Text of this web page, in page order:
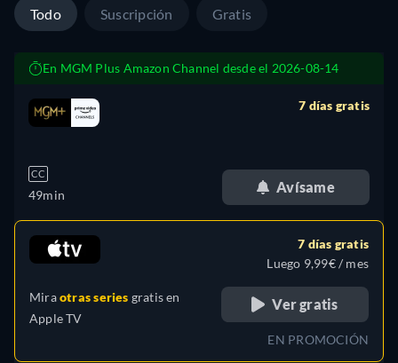
Todo Suscripción Gratis
En MGM Plus Amazon Channel desde el 2026-08-14
CC
49min
7 días gratis
Avísame
Miraotras series gratis en
Apple TV
7 días gratis
Luego 9,99€ / mes
Ver gratis
EN PROMOCIÓN